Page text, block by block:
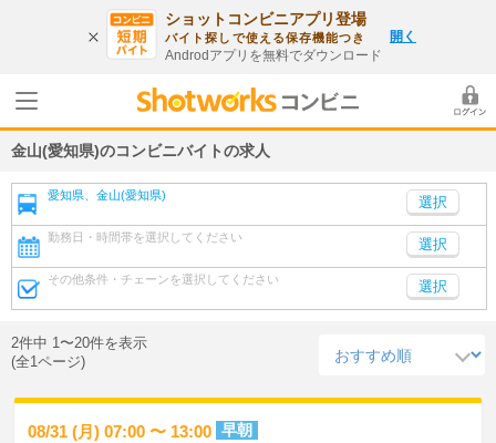
ショットコンビニアプリ登場
バイト探しで使える保存機能つき
Androdアプリを無料でダウンロード
開く
金山(愛知県)のコンビニバイトの求人
愛知県、金山(愛知県)
勤務日・時間帯を選択してください 選択
その他条件・チェーンを選択してください 選択
2件中 1〜20件を表示
(全1ページ)
08/31 (月) 07:00 〜 13:00 早朝